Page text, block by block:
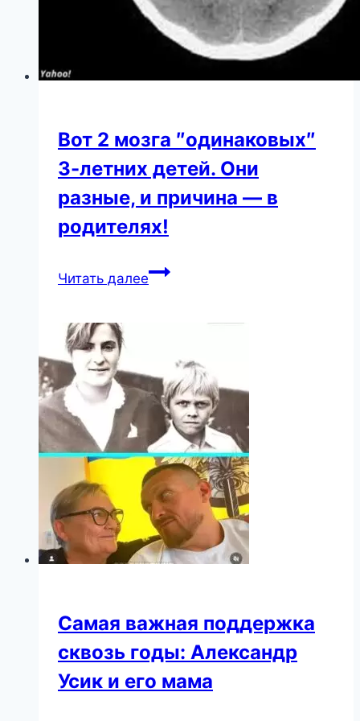
своей
семье
Вот 2 мозга ″одинаковых″
3-летних детей. Они
разные, и причина — в
родителях!
Читать далееВот
летних
детей.
Они
разные,
и
причина
—
в
родителях!
Самая важная поддержка
сквозь годы: Александр
Усик и его мама